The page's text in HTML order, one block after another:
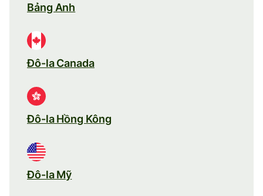
Bảng Anh
Đô-la Canada
Đô-la Hồng Kông
Đô-la Mỹ